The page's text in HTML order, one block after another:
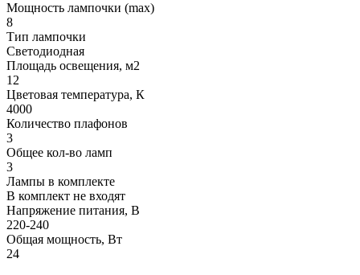
Мощность лампочки (max)
8
Тип лампочки
Светодиодная
Площадь освещения, м2
12
Цветовая температура, К
4000
Количество плафонов
3
Общее кол-во ламп
3
Лампы в комплекте
В комплект не входят
Напряжение питания, В
220-240
Общая мощность, Вт
24